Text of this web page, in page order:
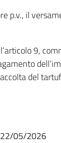
p.v., il
9,
del
22/05/2026